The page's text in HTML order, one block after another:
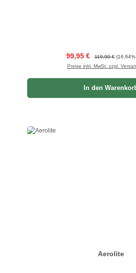
Verkaufspreis:
99,95 € Regulärer Preis:
119,90 €
Preise inkl. MwSt. zzgl.
In den
Aerolite